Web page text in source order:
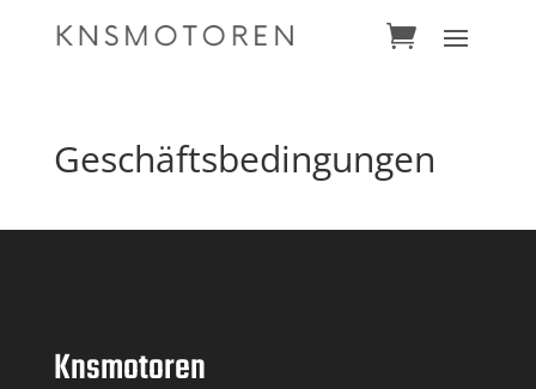
Geschäftsbedingungen
Knsmotoren